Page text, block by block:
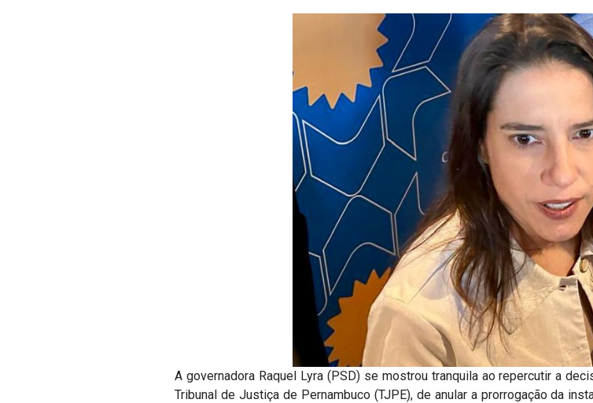
A governadora Raquel Lyra (PSD) se mostrou tranquila ao repercutir a
Tribunal de Justiça de Pernambuco (TJPE), de anular a prorrogação da